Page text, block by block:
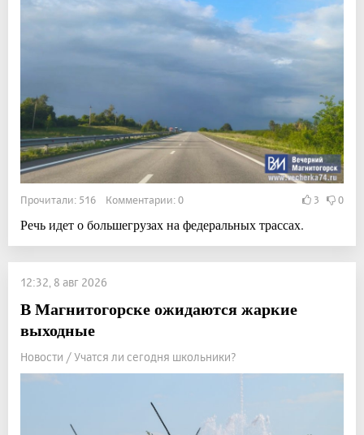
Прочитали: 516 Комментарии: 0 3 0
Речь идет о большегрузах на федеральных трассах.
12:32, 8 авг 2026
В Магнитогорске ожидаются жаркие
выходные
Новости / Учатся ли сегодня школьники?